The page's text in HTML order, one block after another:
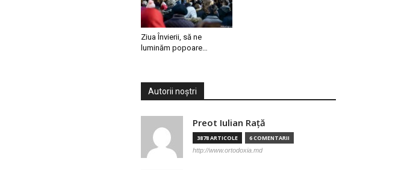
Ziua Învierii, să ne
luminăm popoare…
Autorii noștri
Preot Iulian Raţă
3878 ARTICOLE 6 COMENTARII
http://www.ortodoxia.md